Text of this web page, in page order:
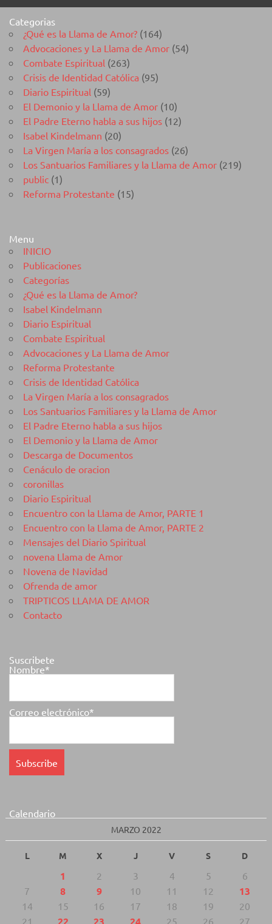
Categorias
¿Qué es la Llama de Amor? (164)
Advocaciones y La Llama de Amor (54)
Combate Espiritual (263)
Crisis de Identidad Católica (95)
Diario Espiritual (59)
El Demonio y la Llama de Amor (10)
El Padre Eterno habla a sus hijos (12)
Isabel Kindelmann (20)
La Virgen María a los consagrados (26)
Los Santuarios Familiares y la Llama de Amor (219)
public (1)
Reforma Protestante (15)
Menu
INICIO
Publicaciones
Categorías
¿Qué es la Llama de Amor?
Isabel Kindelmann
Diario Espiritual
Combate Espiritual
Advocaciones y La Llama de Amor
Reforma Protestante
Crisis de Identidad Católica
La Virgen María a los consagrados
Los Santuarios Familiares y la Llama de Amor
El Padre Eterno habla a sus hijos
El Demonio y la Llama de Amor
Descarga de Documentos
Cenáculo de oracion
coronillas
Diario Espiritual
Encuentro con la Llama de Amor, PARTE 1
Encuentro con la Llama de Amor, PARTE 2
Mensajes del Diario Spiritual
novena Llama de Amor
Novena de Navidad
Ofrenda de amor
TRIPTICOS LLAMA DE AMOR
Contacto
Suscribete
Nombre*
Correo electrónico*
Calendario
MARZO 2022
L M X J V S D
1 2 3 4 5
6
7
8 9 10 11 12 13
14 15 16 17 18 19
20
21
22 23 24 25 26 27